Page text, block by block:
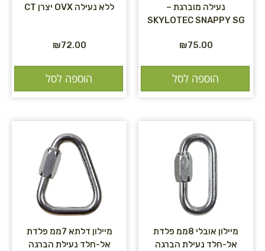
נעילה מוברגת –
SKYLOTEC SNAPPY SG
₪75.00
הוספה לסל
ללא נעילה OVX יצרן CT
₪72.00
הוספה לסל
מיילון אובלי 8ממ פלדת
אל-חלד נעילת הברגה
מיילון דלתא 7ממ פלדת
אל-חלד נעילת הברגה